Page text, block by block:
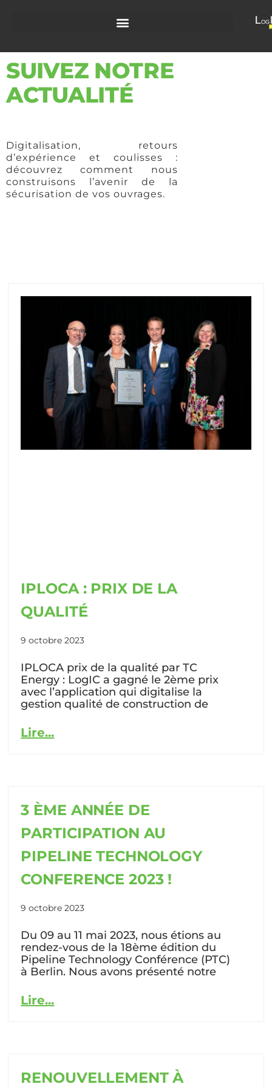
SUIVEZ NOTRE
ACTUALITÉ
Digitalisation, retours
d’expérience et coulisses :
découvrez comment nous
construisons l’avenir de la
sécurisation de vos ouvrages.
IPLOCA : PRIX DE LA
QUALITÉ
9 octobre 2023
IPLOCA prix de la qualité par TC
Energy : LogIC a gagné le 2ème prix
avec l’application qui digitalise la
gestion qualité de construction de
Lire...
3 ÈME ANNÉE DE
PARTICIPATION AU
PIPELINE TECHNOLOGY
CONFERENCE 2023 !
9 octobre 2023
Du 09 au 11 mai 2023, nous étions au
rendez-vous de la 18ème édition du
Pipeline Technology Conférence (PTC)
à Berlin. Nous avons présenté notre
Lire...
RENOUVELLEMENT À